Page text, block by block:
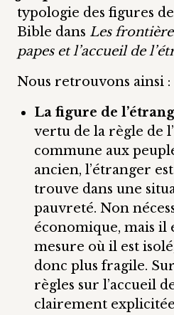
typologie des figures
Bible dans Les
papes et l’accueil de
Nous retrouvons ainsi :
La figure de
vertu de la règle de
commune aux
ancien, l’étranger
trouve dans une
pauvreté. Non
économique, mais il
mesure où il est
donc plus fragile.
règles sur l’accueil
clairement